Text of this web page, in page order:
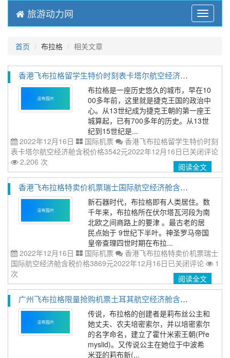
Menu
旅游动力网
首页 布拉格 相关文章
香港飞布拉格留学生特价时刻表卡塔尔航空经济舱含税价格3542元2022年12月16日
布拉格是一座历史悠久的城市，早在10
00多年前，这里就是捷克王国的政治中
心。从13世纪成为捷克王朝的第一座王
城算起，已有700多年的历史。从13世
纪到15世纪是...
2022年12月16日
国际机票
香港飞布拉格留学生特价时刻
表卡塔尔航空经济舱含税价格3542元2022年12月16日已关闭评论
2,206 次
阅读全文
香港飞布拉格特卖价机票瑞士国际航空经济舱含税价格3869元2022年12月16日
新石器时代，布拉格即有人类居住。数
千年来，布拉格所在伏尔塔瓦河段为南
北欧之间商路上的要津 。最古老的居
民点始于 9世纪下半叶。神圣罗马帝国
皇帝查理四世时期在布拉...
2022年12月16日
国际机票
香港飞布拉格特卖价机票瑞士
国际航空经济舱含税价格3869元2022年12月16日已关闭评论
1
次
阅读全文
广州飞布拉格限量抢购机票土耳其航空经济舱含税价格4294元2022年12月16日
传说，布拉格的创建者是莉布丝公主和
她丈夫、农夫培密索尔，并以培密索尔
的名字命名，建立了霍什米索王朝(Pře
myslid)。又传说公主在她位于中波希
米亚的莉布新(...